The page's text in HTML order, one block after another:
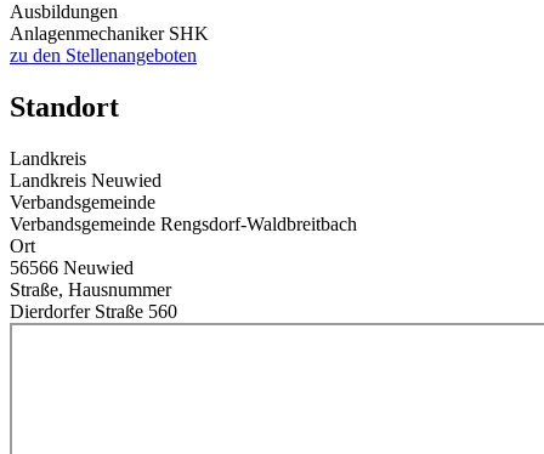
Ausbildungen
Anlagenmechaniker SHK
zu den Stellenangeboten
Standort
Landkreis
Landkreis Neuwied
Verbandsgemeinde
Verbandsgemeinde Rengsdorf-Waldbreitbach
Ort
56566 Neuwied
Straße, Hausnummer
Dierdorfer Straße 560